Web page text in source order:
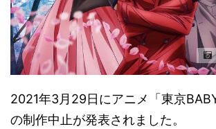
2021年3月29日にアニメ「東京
の制作中止が発表されました。